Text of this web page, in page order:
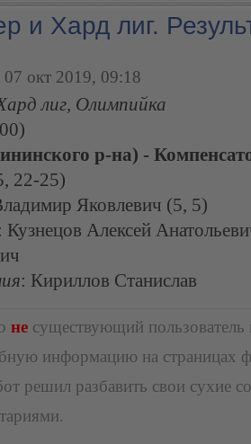
и Хард лиг.
07 окт 2019, 09:18
лиг, Олимпийка
р-на) -
22-25)
Яковлевич (5, 5)
: Кузнецов Алексей
: Кириллов Станислав
не существующий пользователь
информацию на страницах
решил разбавить свои сухие